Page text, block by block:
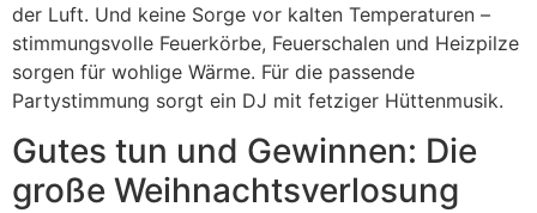
der Luft. Und keine Sorge vor kalten Temperaturen –
stimmungsvolle Feuerkörbe, Feuerschalen und Heizpilze
sorgen für wohlige Wärme. Für die passende
Partystimmung sorgt ein DJ mit fetziger Hüttenmusik.
Gutes tun und Gewinnen: Die
große Weihnachtsverlosung